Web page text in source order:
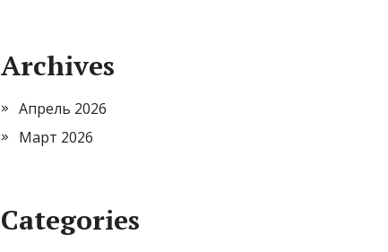
Archives
Апрель 2026
Март 2026
Categories